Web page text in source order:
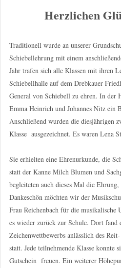
Herzlichen
Traditionell wurde an unserer
Schiebellehrung mit einem
Jahr trafen sich alle Klassen mit ihren
Schiebellhalle auf dem Drebkauer
General von Schiebell zu ehren. In der
Emma Heinrich und Johannes Nitz ein
Anschließend wurden die diesjährigen
Klasse ausgezeichnet. Es waren Lena
Sie erhielten eine Ehrenurkunde, die
statt der Kanne Milch Blumen und
begleiteten auch dieses Mal die
Dankeschön möchten wir der
Frau Reichenbach für die musikalische
es wieder zurück zur Schule. Dort fand
Zeichenwettbewerbs anlässlich des
statt. Jede teilnehmende Klasse konnte
Gutschein freuen. Ein weiterer